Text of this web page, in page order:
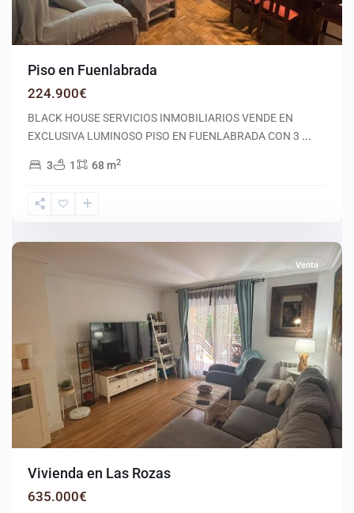
Piso en Fuenlabrada
224.900€
BLACK HOUSE SERVICIOS INMOBILIARIOS VENDE EN
EXCLUSIVA LUMINOSO PISO EN FUENLABRADA CON 3 ...
3 1 68 m2
Venta
Vivienda en Las Rozas
635.000€